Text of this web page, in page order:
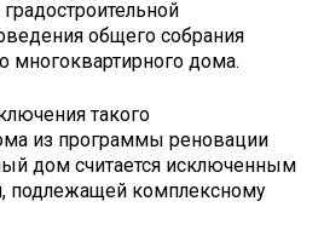
общего собрания
многоквартирного дома.
такого
из программы реновации
дом считается исключенным
подлежащей комплексному